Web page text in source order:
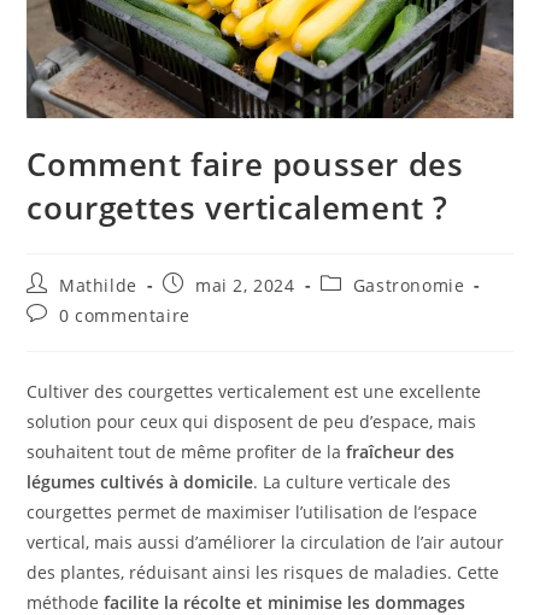
Comment faire pousser des
courgettes verticalement ?
Mathilde mai 2, 2024
Gastronomie
0 commentaire
Cultiver des courgettes verticalement est une excellente
solution pour ceux qui disposent de peu d’espace, mais
souhaitent tout de même profiter de lafraîcheur des
légumes cultivés à domicile. La culture verticale des
courgettes permet de maximiser l’utilisation de l’espace
vertical, mais aussi d’améliorer la circulation de l’air autour
des plantes, réduisant ainsi les risques de maladies. Cette
méthodefacilite la récolte et minimise les dommages